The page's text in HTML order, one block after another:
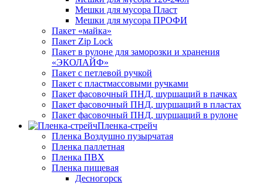
Мешки для мусора Пласт
Мешки для мусора ПРОФИ
Пакет «майка»
Пакет Zip Lock
Пакет в рулоне для заморозки и хранения
«ЭКОЛАЙФ»
Пакет с петлевой ручкой
Пакет с пластмассовыми ручками
Пакет фасовочный ПНД, шуршащий в пачках
Пакет фасовочный ПНД, шуршащий в пластах
Пакет фасовочный ПНД, шуршащий в рулоне
Пленка-стрейч
Пленка Воздушно пузырчатая
Пленка паллетная
Пленка ПВХ
Пленка пищевая
Десногорск